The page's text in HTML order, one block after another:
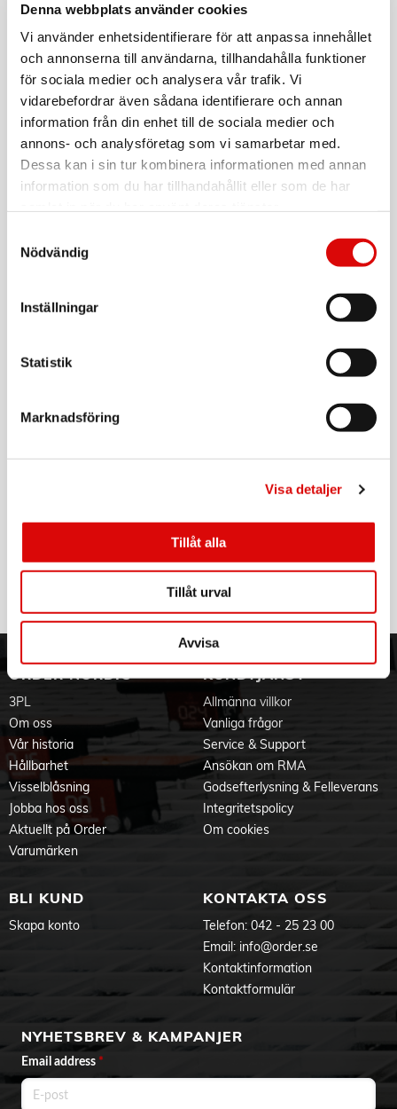
Denna webbplats använder cookies
Vi använder enhetsidentifierare för att anpassa innehållet
och annonserna till användarna, tillhandahålla funktioner
för sociala medier och analysera vår trafik. Vi
vidarebefordrar även sådana identifierare och annan
information från din enhet till de sociala medier och
annons- och analysföretag som vi samarbetar med.
Dessa kan i sin tur kombinera informationen med annan
information som du har tillhandahållit eller som de har
Nödvändig
Inställningar
Statistik
Marknadsföring
Visa detaljer
Tillåt alla
Tillåt urval
Avvisa
mindre ytor så som det lilla hushållet, sommarstugan eller
lättanvänd. Det utbytbara HEPA-filtret ser till att luften som
lämnar dammsugaren är fri från restpartiklar och andra
orenheter. Energiförbrukningen är mycket låg.
- Effekt: 700W
- Årlig energiförbrukning: 26,8 kWh
- Justerbart teleskoprör
- Ljudnivå: 80dB
- Automatisk sladdupprullning
- Mått: LxHxB 33,0×25,0×21,6cm
- Vikt 3,8kg
Användarmanual
Läs mer
Sortera
Varumärke
Tillbehör Kollektion
Universalmunstycke Dammsugare ink adapter
Tillv. art. nr:
ORDER NORDIC
3PL
Om oss
Vår historia
Hållbarhet
Visselblåsning
Jobba hos oss
Aktuellt på Order
Varumärken
KUNDTJÄNST
Allmänna villkor
Vanliga frågor
Service & Support
Ansökan om RMA
Godsefterlysning & Felleverans
Integritetspolicy
Om cookies
BLI KUND
Skapa konto
KONTAKTA OSS
Telefon: 042 - 25 23 00
Email: info@order.se
Kontaktinformation
Kontaktformulär
NYHETSBREV & KAMPANJER
Email address *